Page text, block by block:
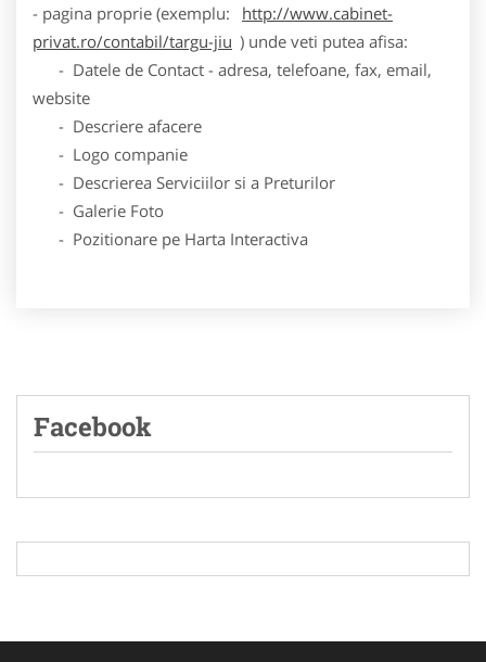
- pagina proprie (exemplu:
http://www.cabinet-
privat.ro/contabil/targu-jiu ) unde veti putea afisa:
- Datele de Contact - adresa, telefoane, fax, email,
website
- Descriere afacere
- Logo companie
- Descrierea Serviciilor si a Preturilor
- Galerie Foto
- Pozitionare pe Harta Interactiva
Facebook